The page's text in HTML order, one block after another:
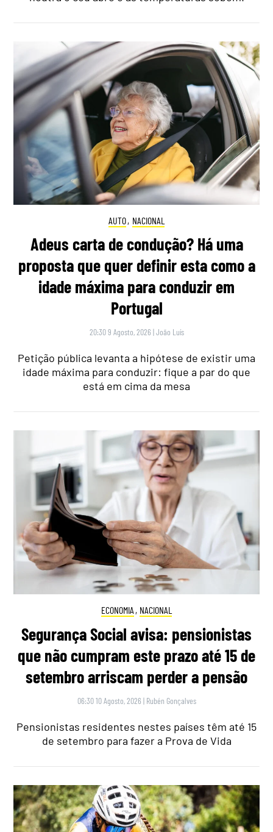
AUTO, NACIONAL
Adeus carta de condução? Há uma
proposta que quer definir esta como a
idade máxima para conduzir em
Portugal
20:30 9 Agosto, 2026 |João Luís
Petição pública levanta a hipótese de existir uma
idade máxima para conduzir: fique a par do que
está em cima da mesa
ECONOMIA , NACIONAL
Segurança Social avisa: pensionistas
que não cumpram este prazo até 15 de
setembro arriscam perder a pensão
06:30 10 Agosto, 2026 | Rubén Gonçalves
Pensionistas residentes nestes países têm até 15
de setembro para fazer a Prova de Vida